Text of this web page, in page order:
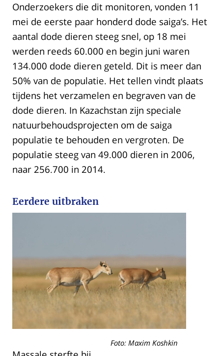
Onderzoekers die dit monitoren, vonden 11
mei de eerste paar honderd dode saiga’s. Het
aantal dode dieren steeg snel, op 18 mei
werden reeds 60.000 en begin juni waren
134.000 dode dieren geteld. Dit is meer dan
50% van de populatie. Het tellen vindt plaats
tijdens het verzamelen en begraven van de
dode dieren. In Kazachstan zijn speciale
natuurbehoudsprojecten om de saiga
populatie te behouden en vergroten. De
populatie steeg van 49.000 dieren in 2006,
naar 256.700 in 2014.
Eerdere uitbraken
Foto: Maxim Koshkin